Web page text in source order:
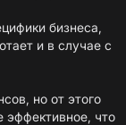
бизнеса,
и в случае с
но от этого
эффективное, что